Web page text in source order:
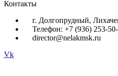
Контакты
г. Долгопрудный,
Телефон: +7 (936) 253-
director@nelakmsk.ru
Vk